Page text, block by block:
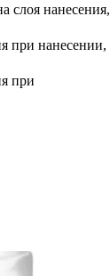
слоя нанесения,
при нанесении,
при